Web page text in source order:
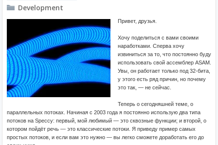
Development
Привет, друзья.
Хочу поделиться с вами своими
наработками. Сперва хочу
извиниться за то, что постоянно буду
использовать свой ассемблер ASAM.
Увы, он работает только под 32-бита,
у этого есть ряд причин, но почему
это так, — не сейчас.
Теперь о сегодняшней теме, о
параллельных потоках. Начиная с 2003 года я постоянно использую два типа
потоков на Speccy: первый, мой любимый — это сквозные функции; и второй, о
котором пойдёт речь — это классические потоки. Я приведу пример самых
простых потоков, и если вам это нужно — вы легко сможете доработать его до